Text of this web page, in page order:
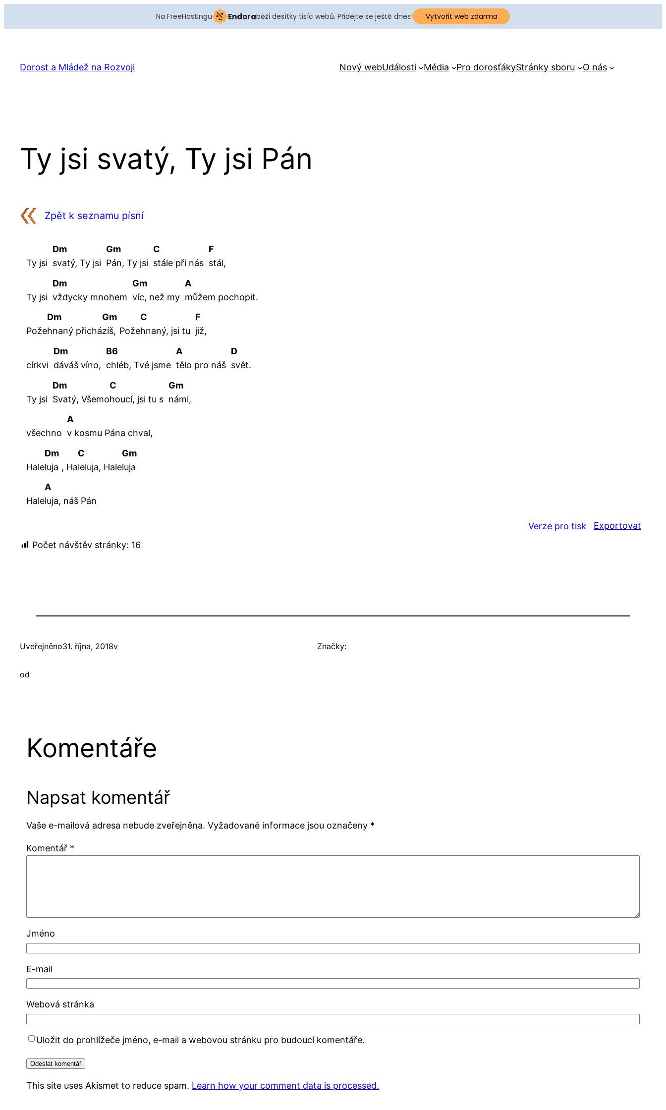
Na FreeHostingu Endoraběží desítky tisíc webů. Přidejte se ještě dnes! Vytvořit web zdarma
obsahDorost a Mládež na Rozvoji Nový webUdálosti Média Pro dorosťákyStránky sboru O nás
Ty jsi svatý, Ty jsi Pán
Zpět k seznamu písní
Ty jsi
Dm
svatý, Ty jsi
Gm
Pán, Ty jsi
C
stále při nás
F
stál,
Ty jsi
Dm
vždycky mnohem
Gm
víc, než my
A
můžem pochopit.
Pože
Dm
hnaný přichá
Gm
zíš, Pože
C
hnaný, jsi tu
F
již,
církvi
Dm
dáváš víno,
B6
chléb, Tvé jsme
A
tělo pro náš
D
svět.
Ty jsi
Dm
Svatý, Všemo
C
houcí, jsi tu s
Gm
námi,
všechno
A
v kosmu Pána chval,
Hale
Dm
luja , Ha
C
leluja, Hale
Gm
luja
Hale
A
luja, náš Pán
Verze pro tisk
Exportovat
Počet návštěv stránky: 16
Uveřejněno31. října, 2018v
od
Značky:
Komentáře
Napsat komentář
Vaše e-mailová adresa nebude zveřejněna. Vyžadované informace jsou označeny *
Komentář *
Jméno
E-mail
Webová stránka
Uložit do prohlížeče jméno, e-mail a webovou stránku pro budoucí komentáře.
This site uses Akismet to reduce spam. Learn how your comment data is processed.